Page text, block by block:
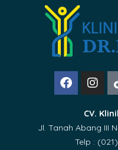
CV.
Jl. Tanah Abang III
Telp :